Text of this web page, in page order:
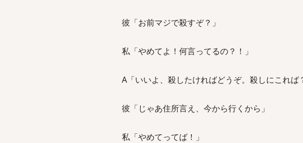
彼「お前マジで殺すぞ？」
私「やめてよ！何言ってるの？！」
A「いいよ、殺したければどうぞ。殺しにこれば
彼「じゃあ住所言え、今から行くから」
私「やめてってば！」